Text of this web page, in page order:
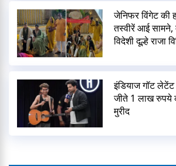
जेनिफर विंगेट की
तस्वीरें आई
विदेशी दूल्हे राजा
इंडियाज गॉट
जीते 1 लाख रुपये
मुरीद